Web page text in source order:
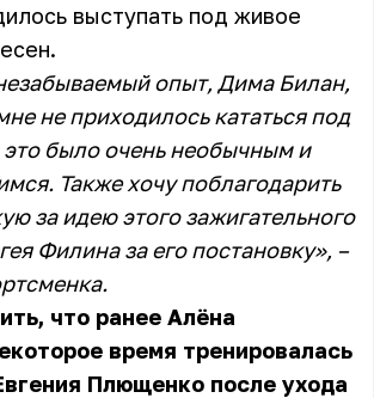
выступать под живое
опыт, Дима Билан,
не приходилось кататься под
было очень необычным и
Также хочу поблагодарить
за идею этого зажигательного
Филина за его постановку», –
что ранее Алёна
время тренировалась
Плющенко после ухода